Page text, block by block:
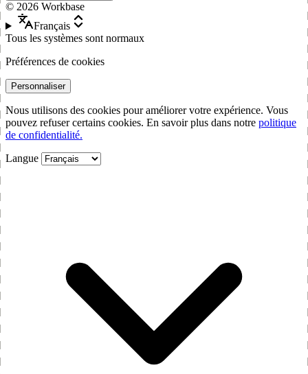
© 2026 Workbase
Français
Tous les systèmes sont normaux
Préférences de cookies
Personnaliser
Nous utilisons des cookies pour améliorer votre expérience. Vous
pouvez refuser certains cookies. En savoir plus dans notre politique
de confidentialité.
Langue